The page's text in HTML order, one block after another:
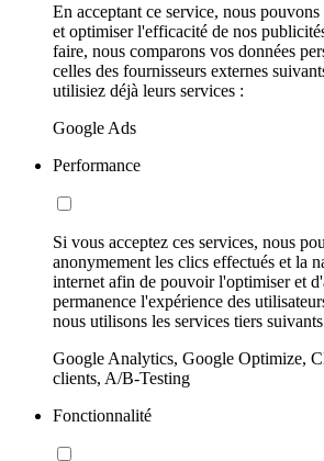
En acceptant ce service, nous
et optimiser l'efficacité de nos
faire, nous comparons vos données
celles des fournisseurs externes
utilisiez déjà leurs services :
Google Ads
Performance
Si vous acceptez ces services, nous
anonymement les clics effectués et la
internet afin de pouvoir l'optimiser et
permanence l'expérience des
nous utilisons les services tiers
Google Analytics, Google Optimize,
clients, A/B-Testing
Fonctionnalité